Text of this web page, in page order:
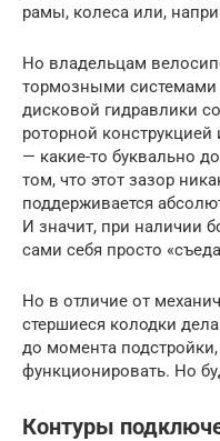
рамы, колеса или,
Но владельцам
тормозными системами
дисковой гидравлики
роторной
— какие-то буквально
том, что этот зазор
поддерживается
И значит, при наличии
сами себя просто
Но в отличие от
стершиеся колодки
до момента
функционировать. Но
Контуры